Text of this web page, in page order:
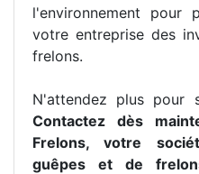
l'environnement
votre entreprise des
frelons.
N'attendez plus pour
Contactez dès
Frelons, votre
guêpes et de